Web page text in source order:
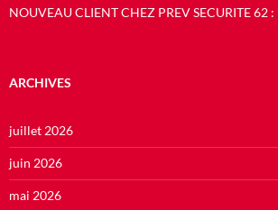
NOUVEAU CLIENT CHEZ PREV SECURITE 62 :
ARCHIVES
juillet 2026
juin 2026
mai 2026